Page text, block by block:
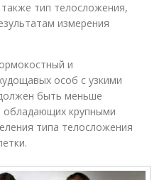
тип телосложения,
измерения
и
особ с узкими
быть меньше
обладающих крупными
типа телосложения